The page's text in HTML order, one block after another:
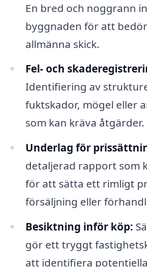
En bred och noggrann
byggnaden för att
allmänna skick.
Fel- och
Identifiering av
fuktskador, mögel eller
som kan kräva åtgärder.
Underlag för
detaljerad rapport som
för att sätta ett rimligt
försäljning eller
Besiktning inför köp:
gör ett tryggt
att identifiera